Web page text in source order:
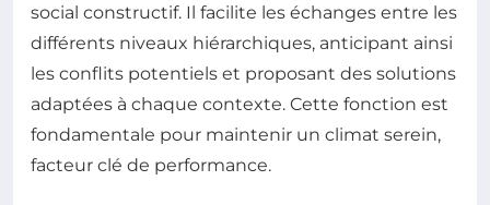
social constructif. Il facilite les échanges entre les
différents niveaux hiérarchiques, anticipant ainsi
les conflits potentiels et proposant des solutions
adaptées à chaque contexte. Cette fonction est
fondamentale pour maintenir un climat serein,
facteur clé de performance.